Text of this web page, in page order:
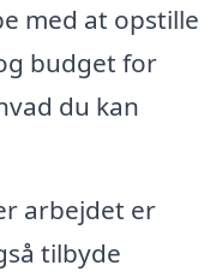
med at opstille
budget for
du kan
arbejdet er
tilbyde